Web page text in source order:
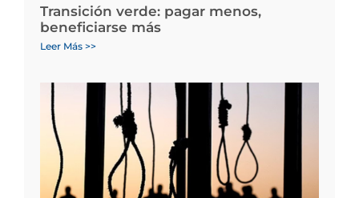
Transición verde: pagar menos,
beneficiarse más
Leer Más >>